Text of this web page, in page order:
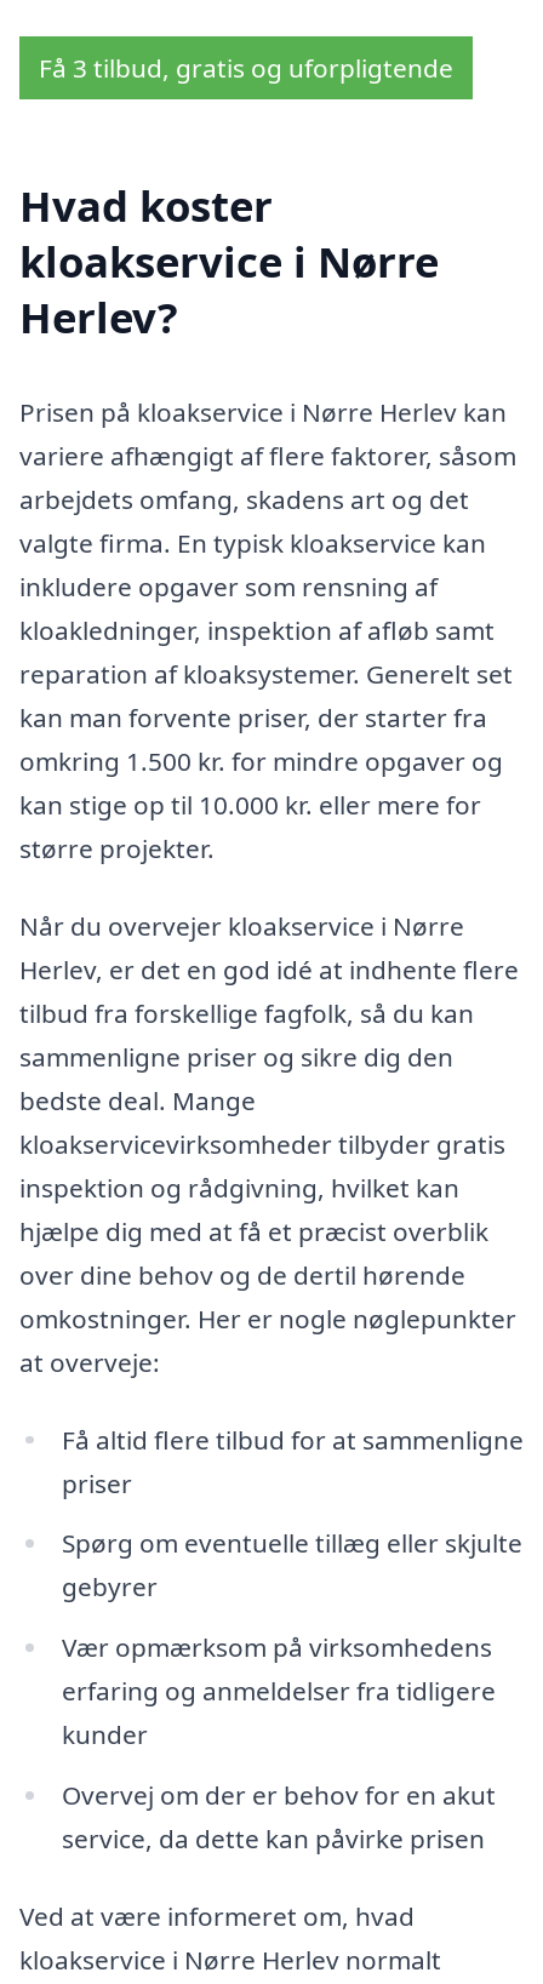
Få 3 tilbud, gratis og uforpligtende
Hvad koster
kloakservice i Nørre
Herlev?
Prisen på kloakservice i Nørre Herlev kan
variere afhængigt af flere faktorer, såsom
arbejdets omfang, skadens art og det
valgte firma. En typisk kloakservice kan
inkludere opgaver som rensning af
kloakledninger, inspektion af afløb samt
reparation af kloaksystemer. Generelt set
kan man forvente priser, der starter fra
omkring 1.500 kr. for mindre opgaver og
kan stige op til 10.000 kr. eller mere for
større projekter.
Når du overvejer kloakservice i Nørre
Herlev, er det en god idé at indhente flere
tilbud fra forskellige fagfolk, så du kan
sammenligne priser og sikre dig den
bedste deal. Mange
kloakservicevirksomheder tilbyder gratis
inspektion og rådgivning, hvilket kan
hjælpe dig med at få et præcist overblik
over dine behov og de dertil hørende
omkostninger. Her er nogle nøglepunkter
at overveje:
Få altid flere tilbud for at sammenligne
priser
Spørg om eventuelle tillæg eller skjulte
gebyrer
Vær opmærksom på virksomhedens
erfaring og anmeldelser fra tidligere
kunder
Overvej om der er behov for en akut
service, da dette kan påvirke prisen
Ved at være informeret om, hvad
kloakservice i Nørre Herlev normalt